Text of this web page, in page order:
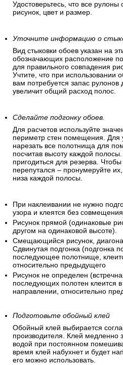
Удостоверьтесь, что все
рисунок, цвет и размер.
Уточните информацию о
Вид стыковки обоев указан на
обозначающих расположение
для правильного совпадения
Учтите, что при использовании
вам потребуется запас рулонов
увеличит общий расход полос.
Сделайте подгонку обоев.
Для расчетов используйте
периметр стен помещения. Для
нарезать все полотнища для
посчитав высоту каждой
пригодиться для резерва.
перепутался – пронумеруйте
низа каждой полосы.
При наклеивании не нужно
узора и клеятся без
Рисунок прямой (одинаковые
другом на одинаковой высоте).
Смещающийся рисунок,
Сдвинутая подгонка (подгонка
последующее полотнище,
относительно предыдущего
Рисунок не определен
последующих полотен клеится
направлении, относительно
Подготовьте обойный клей
Обойный клей выбирается
производителя. Клей медленно
водой при постоянном
время клей набухнет и будет
его можно использовать.